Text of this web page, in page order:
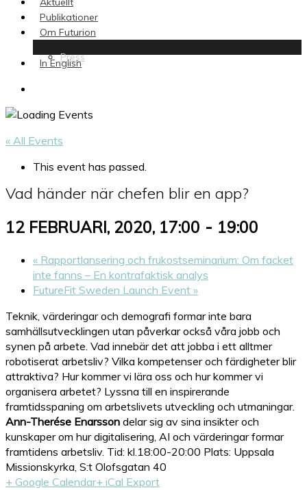
Publikationer
Om Futurion
Press
In English
« All Events
This event has passed.
Vad händer när chefen blir en app?
12 FEBRUARI, 2020, 17:00 - 19:00
« Rapportlansering och frukostseminarium: Om facket
inte fanns – En kontrafaktisk analys
FutureFit Sweden Launch Event »
Teknik, värderingar och demografi formar inte bara
samhällsutvecklingen utan påverkar också våra jobb och
synen på arbete. Vad innebär det att jobba i ett alltmer
robotiserat arbetsliv? Vilka kompetenser och färdigheter blir
attraktiva? Hur kommer vi lära oss och hur kommer vi
organisera arbetet? Lyssna till en inspirerande
framtidsspaning om arbetslivets utveckling och utmaningar.
Ann-Therése Enarsson delar sig av sina insikter och
kunskaper om hur digitalisering, AI och värderingar formar
framtidens arbetsliv. Tid: kl.18:00-20:00 Plats: Uppsala
Missionskyrka, S:t Olofsgatan 40
+ Google Calendar+ iCal Export